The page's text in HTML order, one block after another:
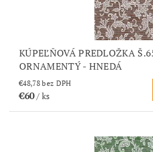
KÚPEĽŇOVÁ PREDLOŽKA
ORNAMENTÝ - HNEDÁ
€48,78 bez DPH
€60/ ks